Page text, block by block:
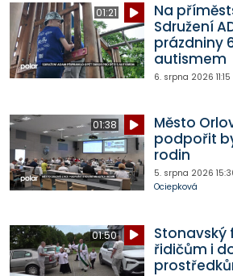
01:21
Na
Sdružení
prázdniny
autismem
6. srpna 2026 11:15
01:38
Město
podpořit
rodin
5. srpna 2026
Ociepková
01:50
Stonavský
řidičům i